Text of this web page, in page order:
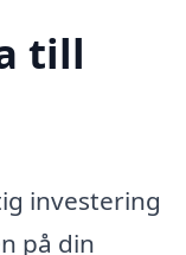
till
investering
på din